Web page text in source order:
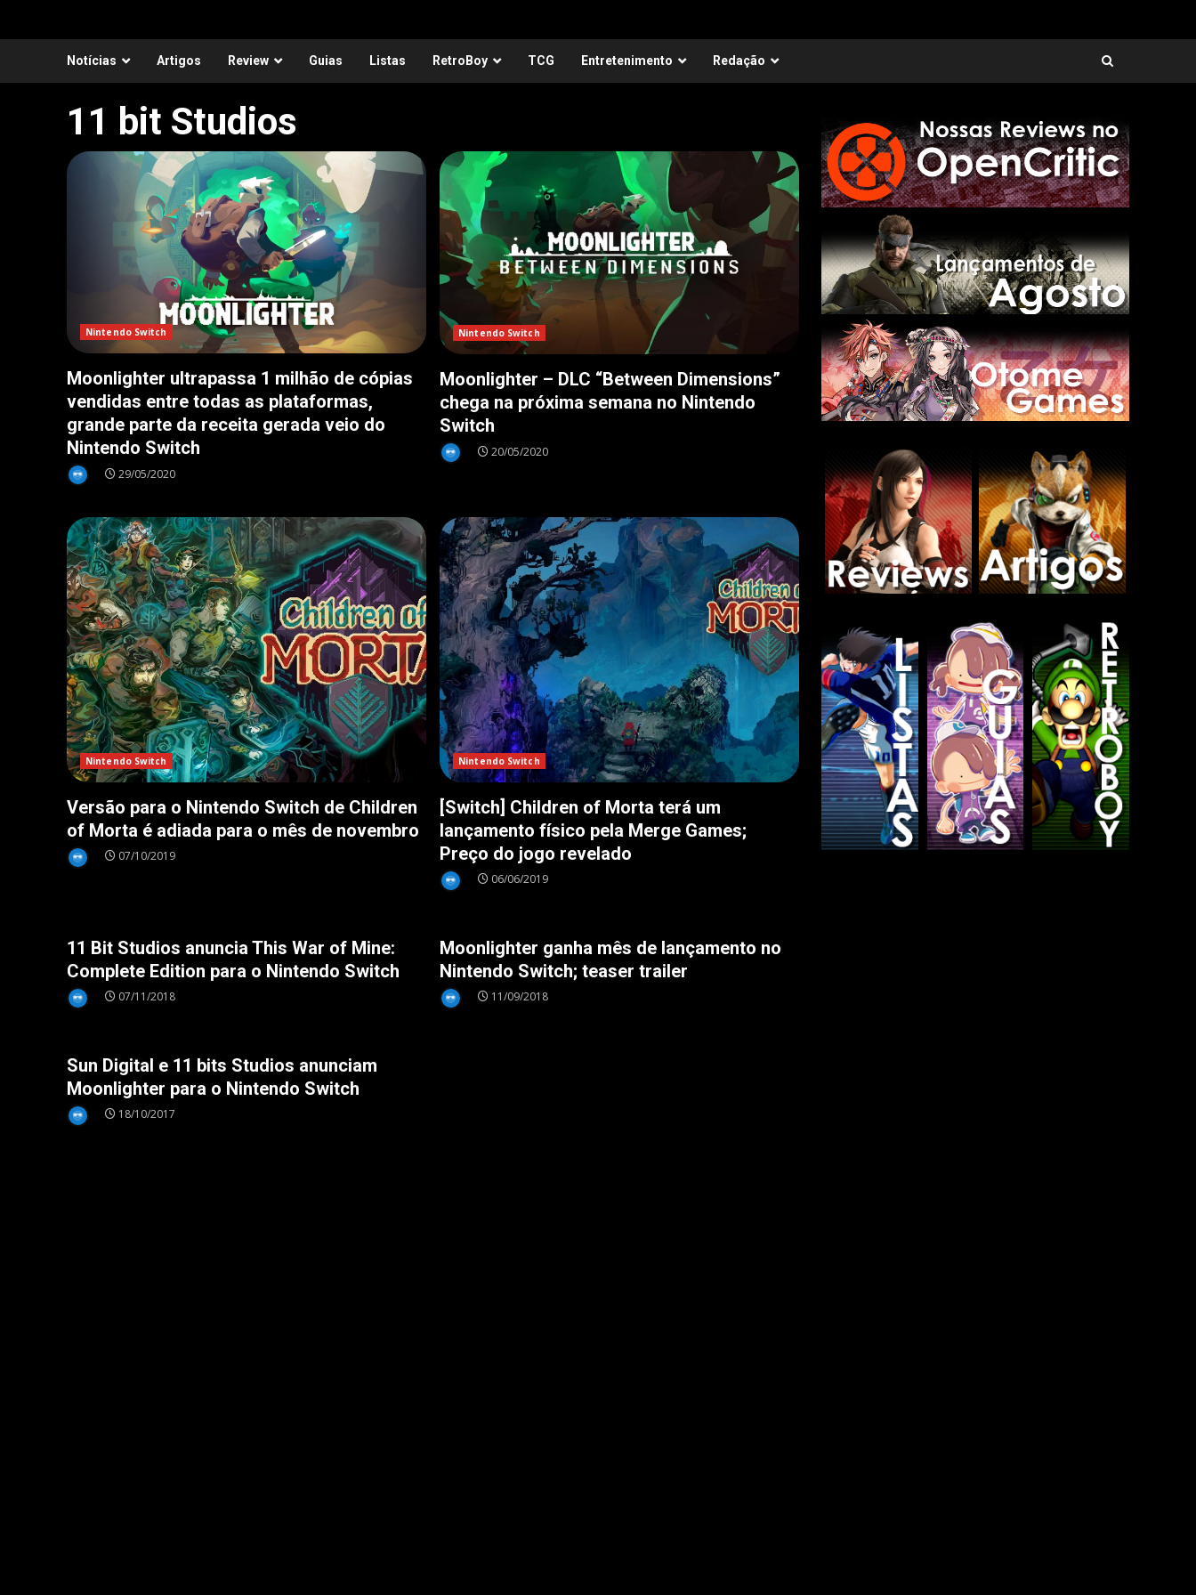
Notícias Artigos Review Guias Listas RetroBoy TCG Entretenimento Redação
11 bit Studios
Nintendo Switch
Moonlighter ultrapassa 1 milhão de cópias
vendidas entre todas as plataformas,
grande parte da receita gerada veio do
Nintendo Switch
29/05/2020
Nintendo Switch
Moonlighter – DLC “Between Dimensions”
chega na próxima semana no Nintendo
Switch
20/05/2020
Nintendo Switch
Versão para o Nintendo Switch de Children
of Morta é adiada para o mês de novembro
07/10/2019
Nintendo Switch
[Switch] Children of Morta terá um
lançamento físico pela Merge Games;
Preço do jogo revelado
06/06/2019
11 Bit Studios anuncia This War of Mine:
Complete Edition para o Nintendo Switch
07/11/2018
Moonlighter ganha mês de lançamento no
Nintendo Switch; teaser trailer
11/09/2018
Sun Digital e 11 bits Studios anunciam
Moonlighter para o Nintendo Switch
18/10/2017